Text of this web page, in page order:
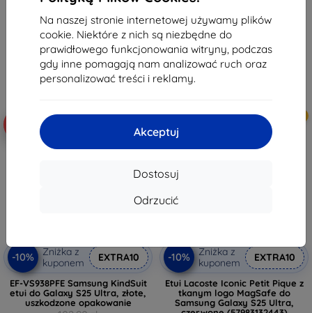
Na naszej stronie internetowej używamy plików
cookie. Niektóre z nich są niezbędne do
prawidłowego funkcjonowania witryny, podczas
gdy inne pomagają nam analizować ruch oraz
personalizować treści i reklamy.
Akceptuj
Dostosuj
Odrzucić
92,61 zł
Na stanie: > 5 szt.
62,02 zł
Na stanie: > 5 szt.
Nowość
-10%
Zniżka z
kuponem
EXTRA10
EF-VS938PFE Samsung KindSuit
etui do Galaxy S25 Ultra, złote,
uszkodzone opakowanie
-10%
Zniżka z
kuponem
EXTRA10
Etui Lacoste Iconic Petit Pique z
tkanym logo MagSafe do
Samsung Galaxy S25 Ultra,